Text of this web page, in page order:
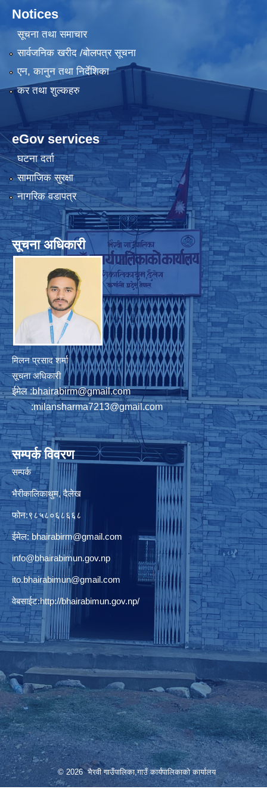
Notices
सूचना तथा समाचार
सार्वजनिक खरीद /बोलपत्र सूचना
एन, कानुन तथा निर्देशिका
कर तथा शुल्कहरु
eGov services
घटना दर्ता
सामाजिक सुरक्षा
नागरिक वडापत्र
सूचना अधिकारी
मिलन प्रसाद शर्मा
सूचना अधिकारी
ईमेल :bhairabirm@gmail.com
:milansharma7213@gmail.com
सम्पर्क विवरण
सम्पर्क
भैरीकालिकाथुम, दैलेख
फोन:९८५८०६८६६८
ईमेल: bhairabirm@gmail.com
info@bhairabimun.gov.np
ito.bhairabimun@gmail.com
वेबसाईट:http://bhairabimun.gov.np/
© 2026 भैरवी गाउँपालिका,गाउँ कार्यपालिकाको कार्यालय